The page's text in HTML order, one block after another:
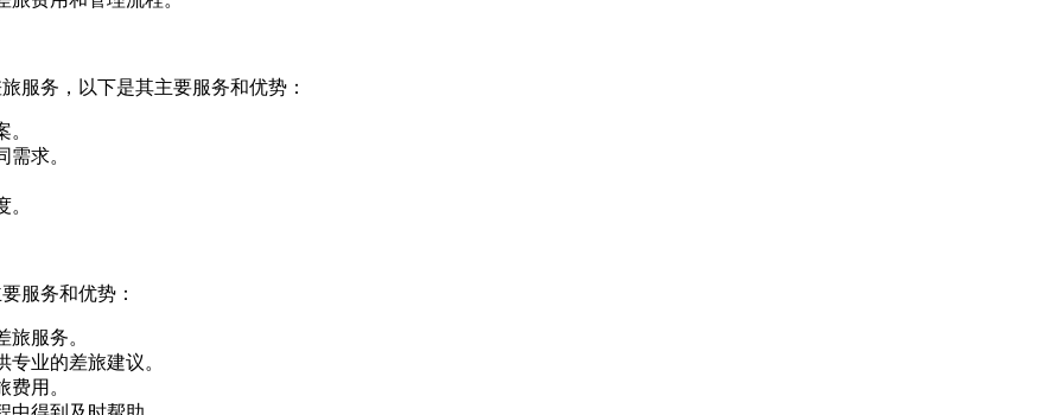
服务，以下是其主要服务和优势：
求。
服务和优势：
旅服务。
专业的差旅建议。
用。